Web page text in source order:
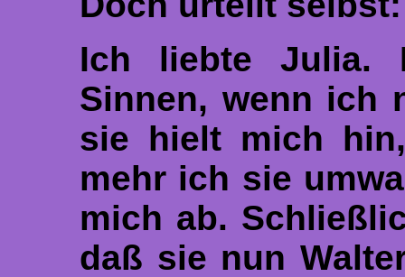
Ich liebte Julia.
Sinnen, wenn ich
sie hielt mich
mehr ich sie
mich ab.
daß sie nun